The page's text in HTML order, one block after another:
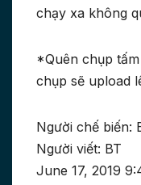
chạy xa không
*Quên chụp
chụp sẽ upload
Người chế biến:
Người viết: BT
June 17, 2019